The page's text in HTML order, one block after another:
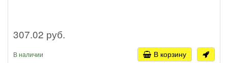
307.02 руб.
В наличии В корзину